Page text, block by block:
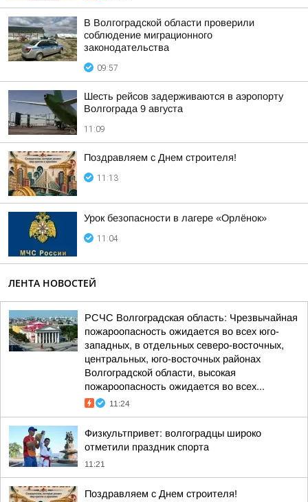
В Волгоградской области проверили
соблюдение миграционного
законодательства
09:57
Шесть рейсов задерживаются в аэропорту
Волгограда 9 августа
11:09
Поздравляем с Днем строителя!
11:13
Урок безопасности в лагере «Орлёнок»
11:04
ЛЕНТА НОВОСТЕЙ
РСЧС Волгоградская область: Чрезвычайная
пожароопасность ожидается во всех юго-
западных, в отдельных северо-восточных,
центральных, юго-восточных районах
Волгоградской области, высокая
пожароопасность ожидается во всех...
11:24
Физкультпривет: волгоградцы широко
отметили праздник спорта
11:21
Поздравляем с Днем строителя!